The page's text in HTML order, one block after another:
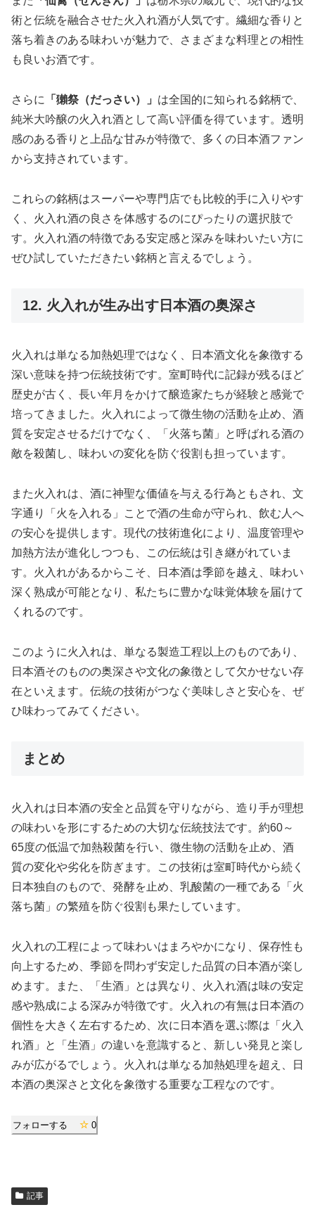
術と伝統を融合させた火入れ酒が人気です。繊細な香りと
落ち着きのある味わいが魅力で、さまざまな料理との相性
も良いお酒です。
さらに 「獺祭（だっさい）」 は全国的に知られる銘柄で、
純米大吟醸の火入れ酒として高い評価を得ています。透明
感のある香りと上品な甘みが特徴で、多くの日本酒ファン
から支持されています。
これらの銘柄はスーパーや専門店でも比較的手に入りやす
く、火入れ酒の良さを体感するのにぴったりの選択肢で
す。火入れ酒の特徴である安定感と深みを味わいたい方に
ぜひ試していただきたい銘柄と言えるでしょう。
12. 火入れが生み出す日本酒の奥深さ
火入れは単なる加熱処理ではなく、日本酒文化を象徴する
深い意味を持つ伝統技術です。室町時代に記録が残るほど
歴史が古く、長い年月をかけて醸造家たちが経験と感覚で
培ってきました。火入れによって微生物の活動を止め、酒
質を安定させるだけでなく、「火落ち菌」と呼ばれる酒の
敵を殺菌し、味わいの変化を防ぐ役割も担っています。
また火入れは、酒に神聖な価値を与える行為ともされ、文
字通り「火を入れる」ことで酒の生命が守られ、飲む人へ
の安心を提供します。現代の技術進化により、温度管理や
加熱方法が進化しつつも、この伝統は引き継がれていま
す。火入れがあるからこそ、日本酒は季節を越え、味わい
深く熟成が可能となり、私たちに豊かな味覚体験を届けて
くれるのです。
このように火入れは、単なる製造工程以上のものであり、
日本酒そのものの奥深さや文化の象徴として欠かせない存
在といえます。伝統の技術がつなぐ美味しさと安心を、ぜ
ひ味わってみてください。
まとめ
火入れは日本酒の安全と品質を守りながら、造り手が理想
の味わいを形にするための大切な伝統技法です。約60～
65度の低温で加熱殺菌を行い、微生物の活動を止め、酒
質の変化や劣化を防ぎます。この技術は室町時代から続く
日本独自のもので、発酵を止め、乳酸菌の一種である「火
落ち菌」の繁殖を防ぐ役割も果たしています。
火入れの工程によって味わいはまろやかになり、保存性も
向上するため、季節を問わず安定した品質の日本酒が楽し
めます。また、「生酒」とは異なり、火入れ酒は味の安定
感や熟成による深みが特徴です。火入れの有無は日本酒の
個性を大きく左右するため、次に日本酒を選ぶ際は「火入
れ酒」と「生酒」の違いを意識すると、新しい発見と楽し
みが広がるでしょう。火入れは単なる加熱処理を超え、日
本酒の奥深さと文化を象徴する重要な工程なのです。
フォローする 0
記事